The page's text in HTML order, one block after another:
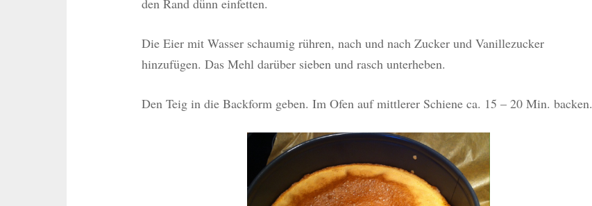
den Rand dünn einfetten.
Die Eier mit Wasser schaumig rühren, nach und nach Zucker und Vanillezucker
hinzufügen. Das Mehl darüber sieben und rasch unterheben.
Den Teig in die Backform geben. Im Ofen auf mittlerer Schiene ca. 15 – 20 Min. backen.